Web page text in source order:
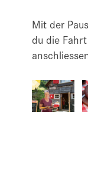
Mit der
du die